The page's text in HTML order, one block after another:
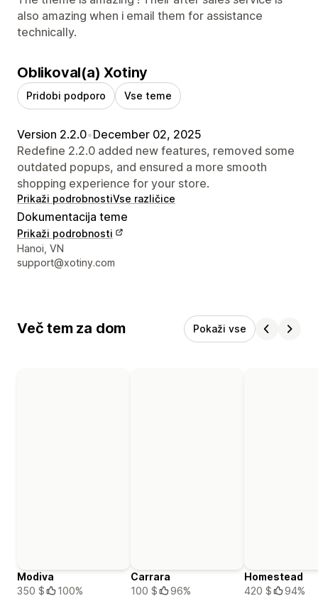
also amazing when i email them for assistance
technically.
Oblikoval(a) Xotiny
Pridobi podporo Vse teme
Version 2.2.0•December 02, 2025
Redefine 2.2.0 added new features, removed some
outdated popups, and ensured a more smooth
shopping experience for your store.
Prikaži podrobnostiVse različice
Dokumentacija teme
Prikaži podrobnosti
Podatki za stik z oblikovalcem
Hanoi, VN
support@xotiny.com
Več tem za dom Pokaži vse
Modiva
350 $
100%
Carrara
100 $
96%
Homestead
420 $
94%